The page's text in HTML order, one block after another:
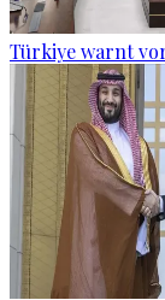
Türkiye warnt